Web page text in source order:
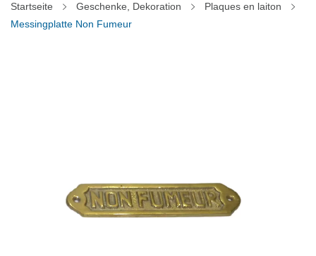
Startseite Geschenke, Dekoration
Plaques en laiton
Messingplatte Non Fumeur